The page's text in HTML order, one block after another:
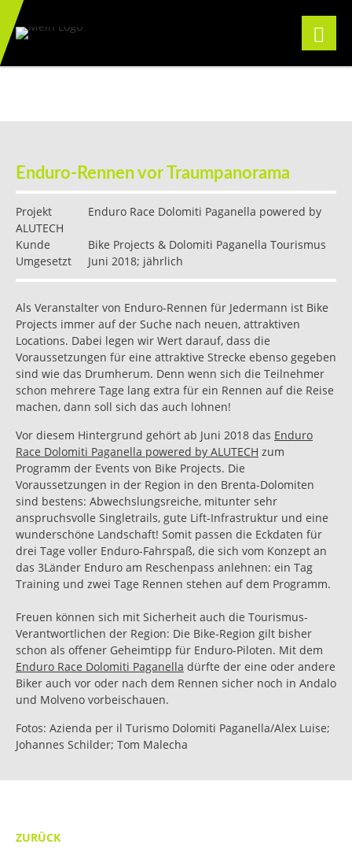
Enduro-Rennen vor Traumpanorama
Projekt
Enduro Race Dolomiti Paganella powered by
ALUTECH
Kunde
Bike Projects & Dolomiti Paganella Tourismus
Umgesetzt
Juni 2018; jährlich
Als Veranstalter von Enduro-Rennen für Jedermann ist Bike
Projects immer auf der Suche nach neuen, attraktiven
Locations. Dabei legen wir Wert darauf, dass die
Voraussetzungen für eine attraktive Strecke ebenso gegeben
sind wie das Drumherum. Denn wenn sich die Teilnehmer
schon mehrere Tage lang extra für ein Rennen auf die Reise
machen, dann soll sich das auch lohnen!
Vor diesem Hintergrund gehört ab Juni 2018 das Enduro
Race Dolomiti Paganella powered by ALUTECH zum
Programm der Events von Bike Projects. Die
Voraussetzungen in der Region in den Brenta-Dolomiten
sind bestens: Abwechslungsreiche, mitunter sehr
anspruchsvolle Singletrails, gute Lift-Infrastruktur und eine
wunderschöne Landschaft! Somit passen die Eckdaten für
drei Tage voller Enduro-Fahrspaß, die sich vom Konzept an
das 3Länder Enduro am Reschenpass anlehnen: ein Tag
Training und zwei Tage Rennen stehen auf dem Programm.
Freuen können sich mit Sicherheit auch die Tourismus-
Verantwortlichen der Region: Die Bike-Region gilt bisher
schon als offener Geheimtipp für Enduro-Piloten. Mit dem
Enduro Race Dolomiti Paganella dürfte der eine oder andere
Biker auch vor oder nach dem Rennen sicher noch in Andalo
und Molveno vorbeischauen.
Fotos: Azienda per il Turismo Dolomiti Paganella/Alex Luise;
Johannes Schilder; Tom Malecha
ZURÜCK